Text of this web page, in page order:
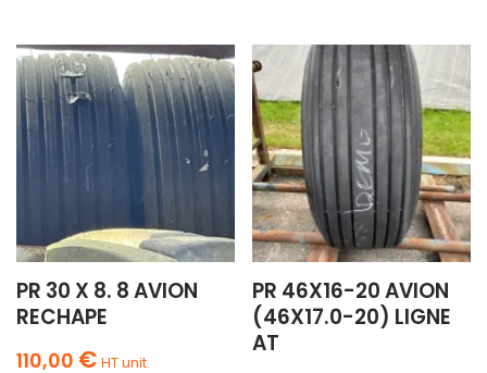
PR 30 X 8. 8 AVION
RECHAPE
110,00 € HT unit.
PR 46X16-20 AVION
(46X17.0-20) LIGNE
AT